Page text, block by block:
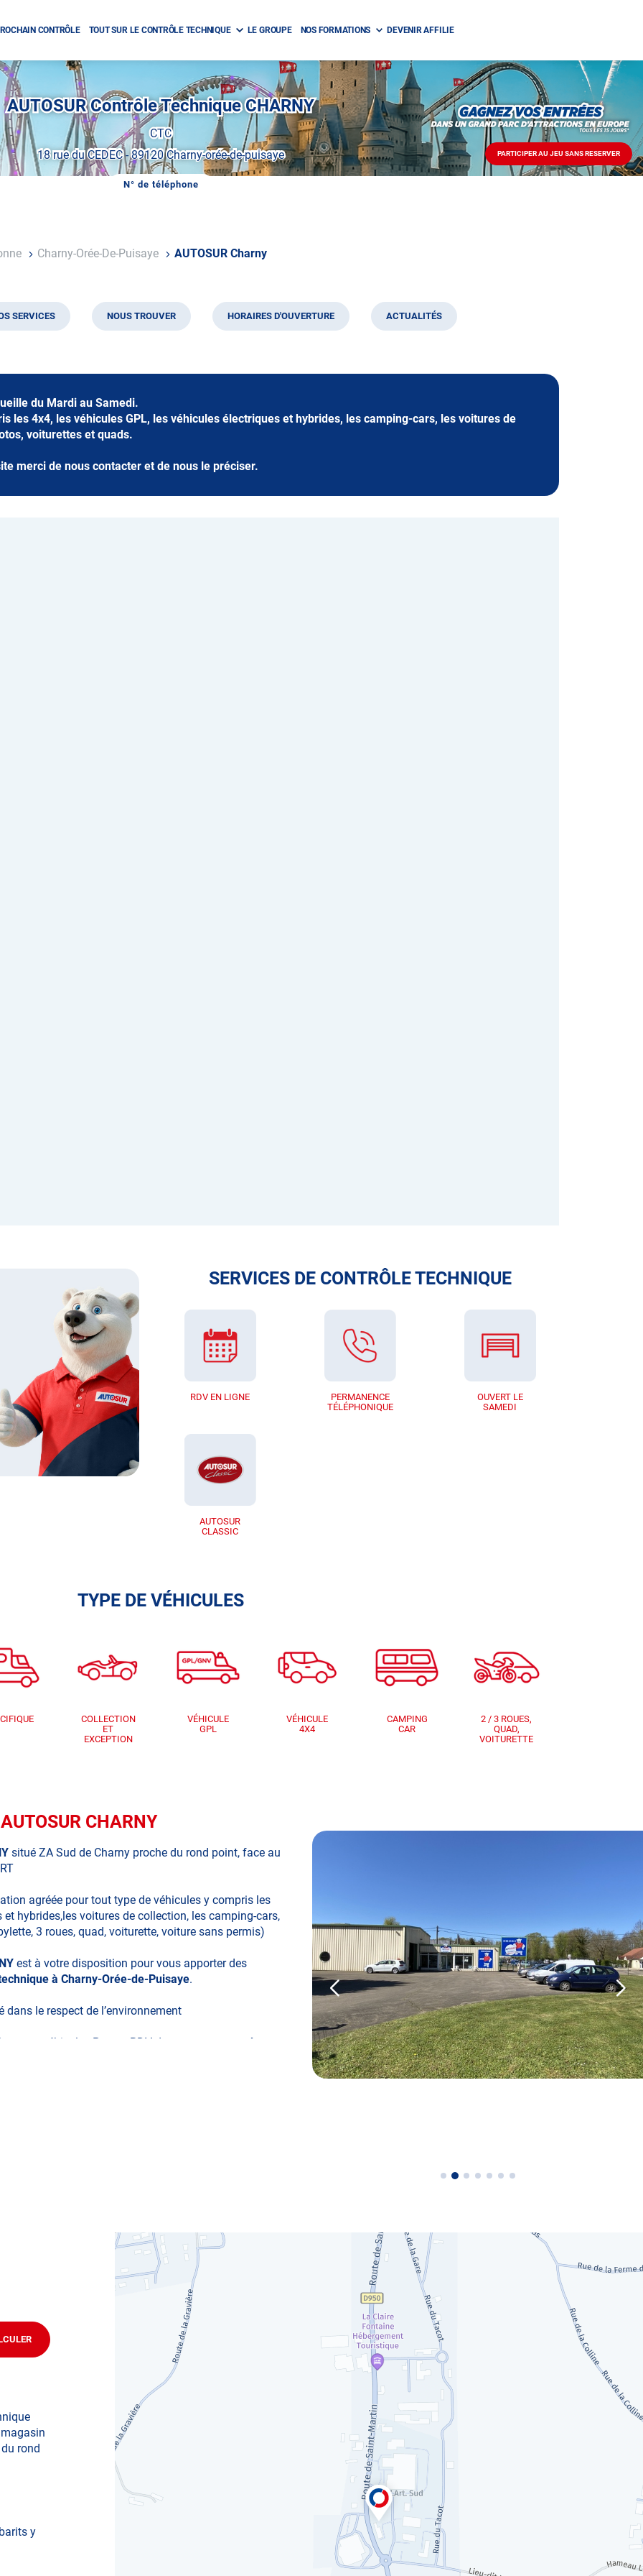
CONTRÔLE TOUT SUR LE CONTRÔLE TECHNIQUE LE GROUPE NOS FORMATIONS DEVENIR AFFILIE
PARTICIPER AU JEU SANS RESERVER
PARTICIPER
AU
JEU
AUTOSUR Contrôle Technique CHARNY
CTC
18 rue du CEDEC-89120 Charny-orée-de-puisaye
N° de téléphone
AFFICHER
CENTRE
Charny-Orée-De-Puisaye AUTOSUR Charny
SERVICES NOUS TROUVER HORAIRES D'OUVERTURE ACTUALITÉS
du Mardi au Samedi.
les 4x4, les véhicules GPL, les véhicules électriques et hybrides, les camping-cars, les voitures de
voiturettes et quads.
merci de nous contacter et de nous le préciser.
SERVICES DE CONTRÔLE TECHNIQUE
RDV EN LIGNE
PERMANENCE
TÉLÉPHONIQUE
OUVERT LE
SAMEDI
AUTOSUR
CLASSIC
TYPE DE VÉHICULES
COLLECTION
ET
EXCEPTION
VÉHICULE
GPL
VÉHICULE
4X4
CAMPING
CAR
2 / 3 ROUES,
QUAD,
VOITURETTE
CHARNY
situé ZA Sud de Charny proche du rond point, face au
agréée pour tout type de véhicules y compris les
hybrides,les voitures de collection, les camping-cars,
3 roues, quad, voiturette, voiture sans permis)
est à votre disposition pour vous apporter des
à Charny-Orée-de-Puisaye.
le respect de l’environnement
votre véhicule : Prenez RDV dans votre
centre de
JUSQU'AU
POINT
rond
y